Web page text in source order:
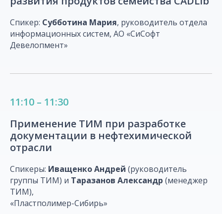
Спикер: Субботина Мария, руководитель отдела
информационных систем, АО «СиСофт
Девелопмент»
11:10 – 11:30
Применение ТИМ при разработке
документации в нефтехимической
отрасли
Спикеры: ИващенкоАндрей (руководитель
группы ТИМ) и Таразанов Александр (менеджер
ТИМ),
«Пластполимер-Сибирь»